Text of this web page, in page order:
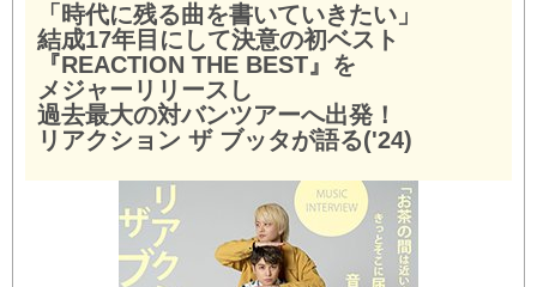
「時代に残る曲を書いていきたい」
結成17年目にして決意の初ベスト
『REACTION THE BEST』を
メジャーリリースし
過去最大の対バンツアーへ出発！
リアクション ザ ブッタが語る('24)